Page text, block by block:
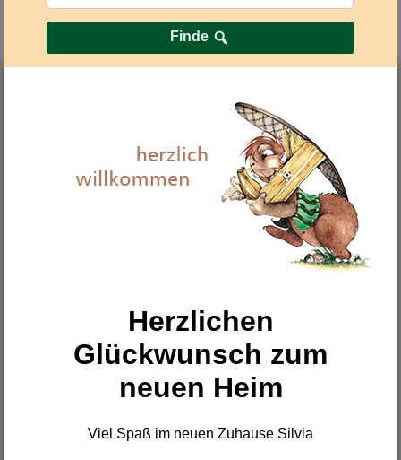
Finde
Herzlichen
Glückwunsch zum
neuen Heim
Viel Spaß im neuen Zuhause Silvia